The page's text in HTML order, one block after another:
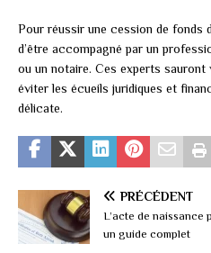
Pour réussir une cession de fonds
d’être accompagné par un
ou un notaire. Ces experts
éviter les écueils juridiques et
délicate.
PRÉCÉDENT
L’acte de naissance
un guide complet